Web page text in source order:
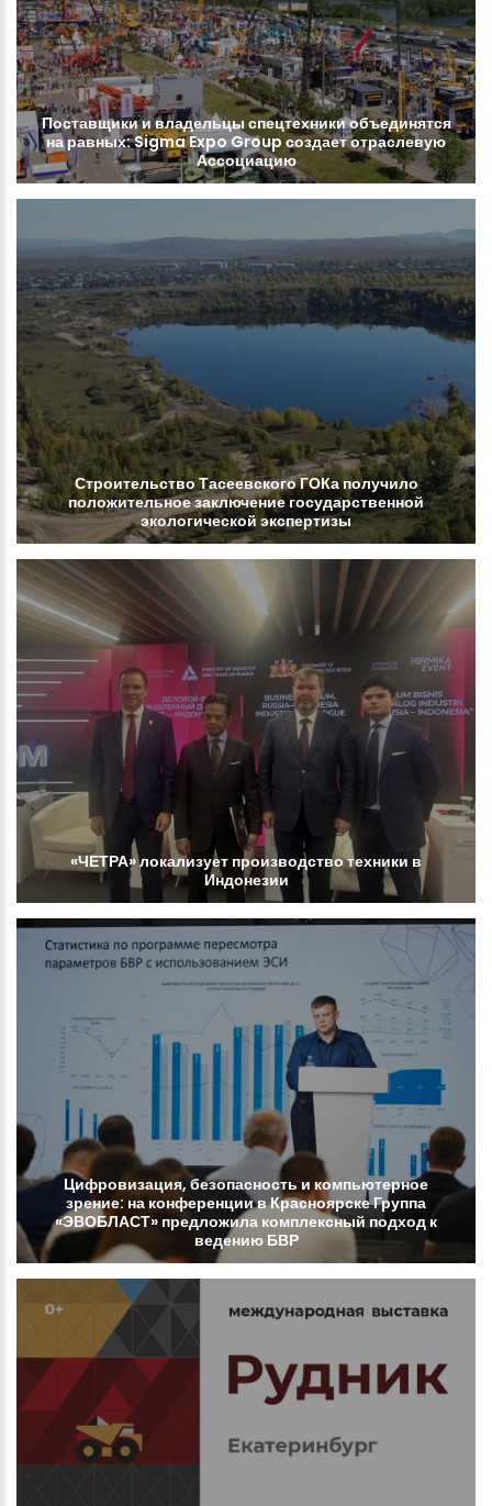
Поставщикиивладельцыспецтехникиобъединятся
наравных:SigmaExpoGroup создаетотраслевую
Ассоциацию
СтроительствоТасеевскогоГОКаполучило
положительноезаключениегосударственной
экологической экспертизы
«ЧЕТРА»локализует производствотехники в
Индонезии
Цифровизация, безопасность и компьютерное
зрение: на конференциивКрасноярскеГруппа
«ЭВОБЛАСТ» предложила комплексный подход к
ведению БВР